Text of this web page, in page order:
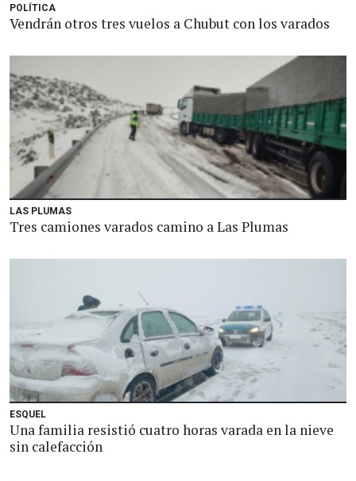
POLÍTICA
Vendrán otros tres vuelos a Chubut con los varados
LAS PLUMAS
Tres camiones varados camino a Las Plumas
ESQUEL
Una familia resistió cuatro horas varada en la nieve
sin calefacción